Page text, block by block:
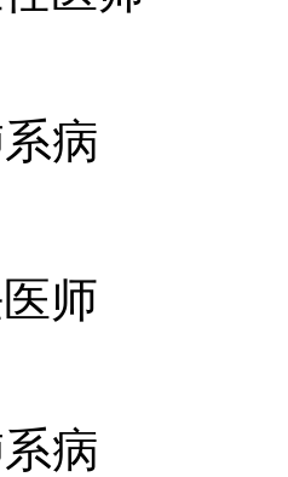
病
师
病